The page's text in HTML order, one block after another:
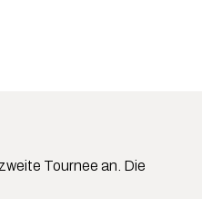
Tournee an. Die